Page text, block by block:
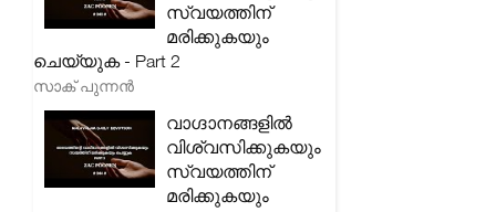
സ്വയത്തിന്
മരിക്കുകയും
ചെയ്യുക - Part 2
സാക് പുന്നൻ
വാഗ്ദാനങ്ങളിൽ
വിശ്വസിക്കുകയും
സ്വയത്തിന്
മരിക്കുകയും